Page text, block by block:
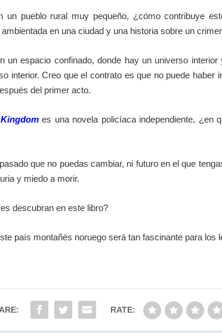
un pueblo rural muy pequeño, ¿cómo contribuye
en una ciudad y una historia sobre un
un espacio confinado, donde hay un universo
interior. Creo que el contrato es que no puede
del primer acto.
Kingdomes una novela policíaca independiente, ¿en
que no puedas cambiar, ni futuro en el que
y miedo a morir.
descubran en este libro?
país montañés noruego será tan fascinante para los
RATE: